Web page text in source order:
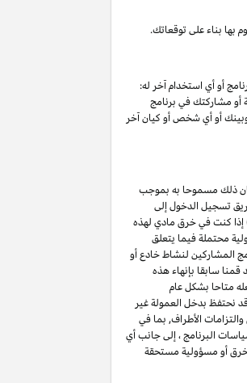
بها بناء على توقعاتك.
أو أي استخدام آخر له:
أو مشاركتك في برنامج
وبينك أو أي شخص أو كيان آخر
كان ذلك مسموحا به بموجب
تقديم إشعار الإنهاء عن طريق تسجيل الدخول إلى
إذا كنت في خرق مادي لهذه
مسؤولية محتملة فيما يتعلق
المشاركين لنشاط خادع أو
سابقا بإنهاء هذه
متاحا بشكل عام
سيعتبر خرقا لهذه الاتفاقية. قد نحتفظ بدخل العمولة غير
الأطراف, بما في
٥, ٦, ۷ , ۸ , ۱۰ و ۱۱ من هذه الاتفاقية وكما هو محدد في سياسات البرنامج ، إلى جانب أي
خرق أو مسؤولية مستحقة